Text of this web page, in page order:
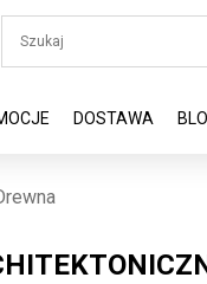
DOSTAWA